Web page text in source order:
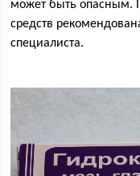
может быть опасным.
средств
специалиста.